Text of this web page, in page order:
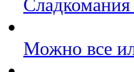
Можно все